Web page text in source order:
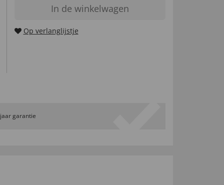
In de winkelwagen
Op verlanglijstje
garantie